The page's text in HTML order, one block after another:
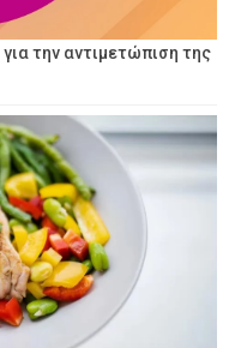
την αντιμετώπιση της